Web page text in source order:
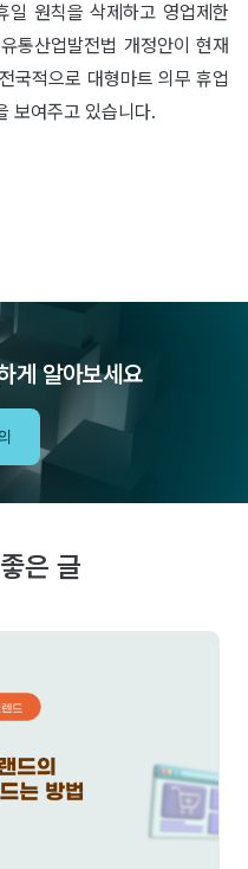
일 원칙을 삭제하고 영업제한
통산업발전법 개정안이 현재
국적으로 대형마트 의무 휴업
보여주고 있습니다.
게 알아보세요
은 글